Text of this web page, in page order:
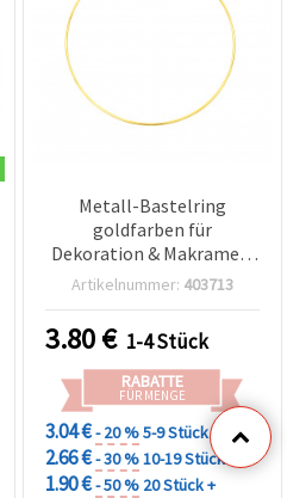
Metall-Bastelring
goldfarben für
Dekoration & Makramee,
Ø 300 mm, Stärke 2,8 mm
Artikelnummer: 403713
3.80€ 1-4 Stück
RABATTE
FÜR MENGE
3.04 €- 20 %5-9 Stück
2.66 €- 30 %10-19 Stück
1.90 €- 50 % 20 Stück +